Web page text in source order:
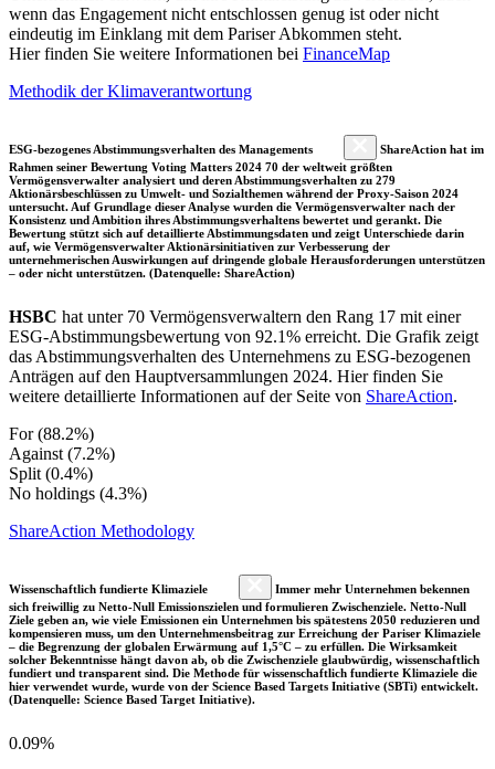
wenn das Engagement nicht entschlossen genug ist oder nicht
eindeutig im Einklang mit dem Pariser Abkommen steht.
Hier finden Sie weitere Informationen bei FinanceMap
Methodik der Klimaverantwortung
ESG-bezogenes Abstimmungsverhalten des Managements
ShareAction hat im
Rahmen seiner Bewertung Voting Matters 2024 70 der weltweit größten
Vermögensverwalter analysiert und deren Abstimmungsverhalten zu 279
Aktionärsbeschlüssen zu Umwelt- und Sozialthemen während der Proxy-Saison 2024
untersucht. Auf Grundlage dieser Analyse wurden die Vermögensverwalter nach der
Konsistenz und Ambition ihres Abstimmungsverhaltens bewertet und gerankt. Die
Bewertung stützt sich auf detaillierte Abstimmungsdaten und zeigt Unterschiede darin
auf, wie Vermögensverwalter Aktionärsinitiativen zur Verbesserung der
unternehmerischen Auswirkungen auf dringende globale Herausforderungen unterstützen
– oder nicht unterstützen. (Datenquelle: ShareAction)
HSBC hat unter 70 Vermögensverwaltern den Rang 17 mit einer
ESG-Abstimmungsbewertung von 92.1% erreicht. Die Grafik zeigt
das Abstimmungsverhalten des Unternehmens zu ESG-bezogenen
Anträgen auf den Hauptversammlungen 2024. Hier finden Sie
weitere detaillierte Informationen auf der Seite von ShareAction.
For (88.2%)
Against (7.2%)
Split (0.4%)
No holdings (4.3%)
ShareAction Methodology
Wissenschaftlich fundierte Klimaziele
Immer mehr Unternehmen bekennen
sich freiwillig zu Netto-Null Emissionszielen und formulieren Zwischenziele. Netto-Null
Ziele geben an, wie viele Emissionen ein Unternehmen bis spätestens 2050 reduzieren und
kompensieren muss, um den Unternehmensbeitrag zur Erreichung der Pariser Klimaziele
– die Begrenzung der globalen Erwärmung auf 1,5°C – zu erfüllen. Die Wirksamkeit
solcher Bekenntnisse hängt davon ab, ob die Zwischenziele glaubwürdig, wissenschaftlich
fundiert und transparent sind. Die Methode für wissenschaftlich fundierte Klimaziele die
hier verwendet wurde, wurde von der Science Based Targets Initiative (SBTi) entwickelt.
(Datenquelle: Science Based Target Initiative).
0.09%